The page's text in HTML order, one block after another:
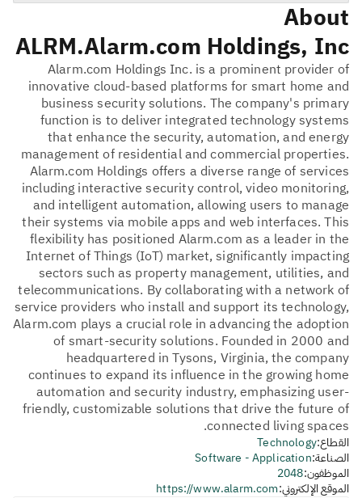
About
Alarm.com Holdings, Inc.
ALRM
Alarm.com Holdings Inc. is a prominent provider of
innovative cloud-based platforms for smart home and
business security solutions. The company's primary
function is to deliver integrated technology systems
that enhance the security, automation, and energy
management of residential and commercial properties.
Alarm.com Holdings offers a diverse range of services
including interactive security control, video monitoring,
and intelligent automation, allowing users to manage
their systems via mobile apps and web interfaces. This
flexibility has positioned Alarm.com as a leader in the
Internet of Things (IoT) market, significantly impacting
sectors such as property management, utilities, and
telecommunications. By collaborating with a network of
service providers who install and support its technology,
Alarm.com plays a crucial role in advancing the adoption
of smart-security solutions. Founded in 2000 and
headquartered in Tysons, Virginia, the company
continues to expand its influence in the growing home
automation and security industry, emphasizing user-
friendly, customizable solutions that drive the future of
connected living spaces.
القطاع:Technology
الصناعة:Software - Application
الموظفون:2048
الموقع الإلكتروني:https://www.alarm.com